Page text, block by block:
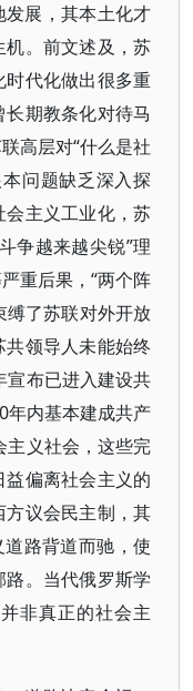
展，其本土化才
。前文述及，苏
代化做出很多重
期教条化对待马
高层对“什么是社
问题缺乏深入探
主义工业化，苏
争越来越尖锐”理
重后果，“两个阵
缚了苏联对外开放
领导人未能始终
宣布已进入建设共
年内基本建成共产
主义社会，这些完
偏离社会主义的
议会民主制，其
路背道而驰，使
。当代俄罗斯学
非真正的社会主